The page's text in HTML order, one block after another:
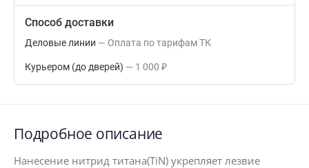
Способ доставки
Деловые линии Оплата по тарифам ТК
Курьером (до дверей) 1 000 ₽
Подробное описание
Нанесение нитрид титана(TiN) укрепляет лезвие